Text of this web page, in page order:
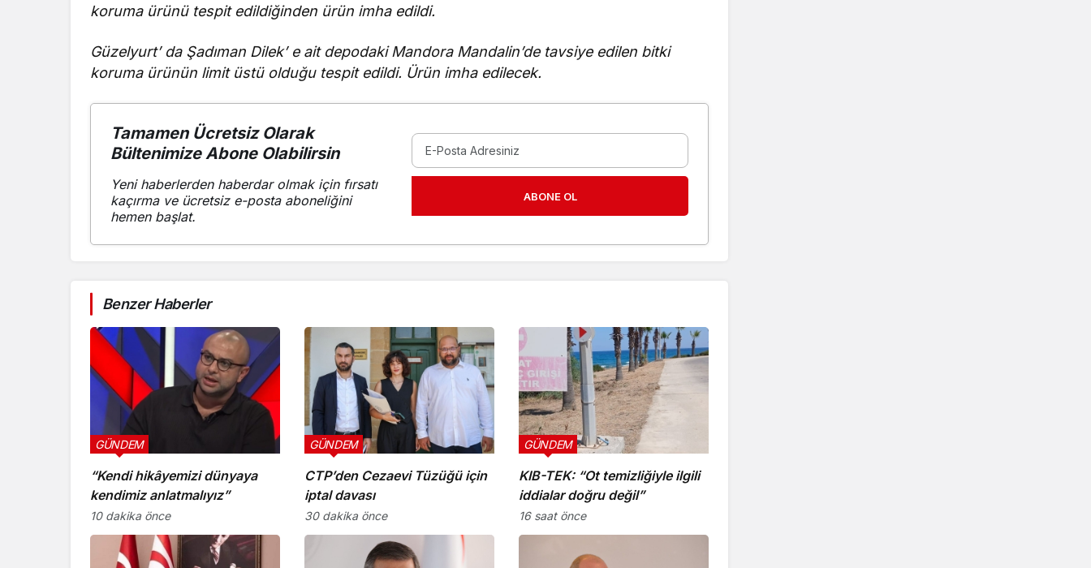
koruma ürünü tespit edildiğinden ürün imha edildi.
Güzelyurt’ da Şadıman Dilek’ e ait depodaki Mandora Mandalin’de tavsiye edilen bitki
koruma ürünün limit üstü olduğu tespit edildi. Ürün imha edilecek.
Tamamen Ücretsiz Olarak
Bültenimize Abone Olabilirsin
Yeni haberlerden haberdar olmak için fırsatı
kaçırma ve ücretsiz e-posta aboneliğini
hemen başlat.
ABONE OL
Benzer Haberler
“Kendi hikâyemizi dünyaya
kendimiz anlatmalıyız”
GÜNDEM
10 dakika önce
CTP’den Cezaevi Tüzüğü için
iptal davası
GÜNDEM
30 dakika önce
KIB-TEK: “Ot temizliğiyle ilgili
iddialar doğru değil”
GÜNDEM
16 saat önce